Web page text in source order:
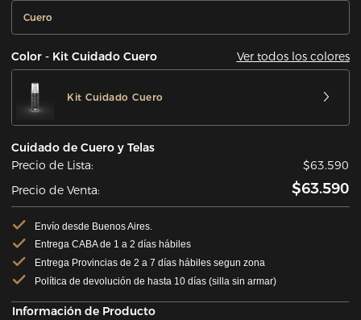
Cuero
Color - Kit Cuidado Cuero Ver todos los colores
Kit Cuidado Cuero
Cuidado de Cuero y Telas
Precio de Lista:
$63.590
Precio de Venta:
$63.590
Envío desde Buenos Aires.
Entrega CABA de 1 a 2 días hábiles
Entrega Provincias de 2 a 7 días hábiles segun zona
Política de devolución de hasta 10 días (silla sin armar)
Información de Producto